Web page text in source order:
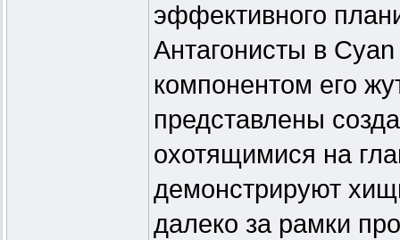
эффективного
Антагонисты в
компонентом его
представлены
охотящимися на
демонстрируют
далеко за рамки